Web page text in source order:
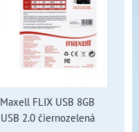
Maxell FLIX USB 8GB
USB 2.0 čiernozelená